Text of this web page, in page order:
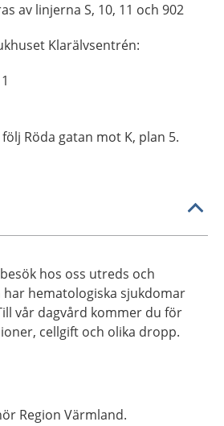
av linjerna S, 10, 11 och 902
Klarälvsentrén:
Röda gatan mot K, plan 5.
hos oss utreds och
hematologiska sjukdomar
vår dagvård kommer du för
cellgift och olika dropp.
Region Värmland.